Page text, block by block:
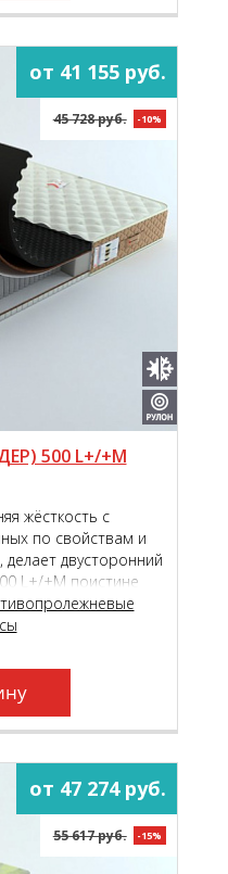
от 41 155 руб.
45 728 руб. -10%
500 L+/+M
жёсткость с
по свойствам и
двусторонний
L+/+М поистине
подойдёт как
людям.
от 47 274 руб.
55 617 руб. -15%